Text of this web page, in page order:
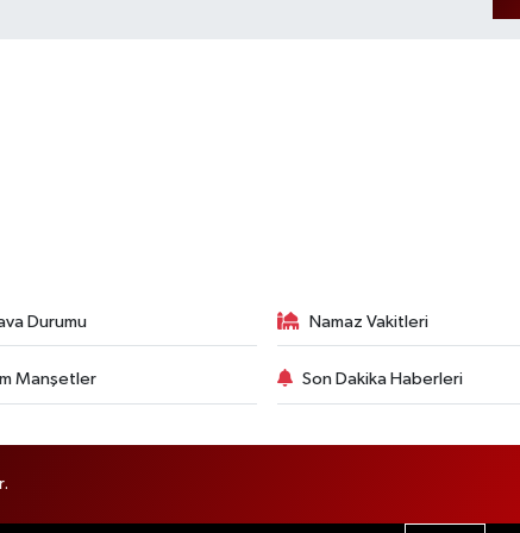
Durumu Namaz Vakitleri
Manşetler Son Dakika Haberleri